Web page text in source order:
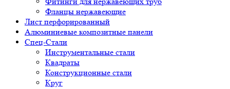
Фланцы нержавеющие
Лист перфорированный
Алюминиевые композитные панели
Спец-Стали
Инструментальные стали
Квадраты
Конструкционные стали
Круг